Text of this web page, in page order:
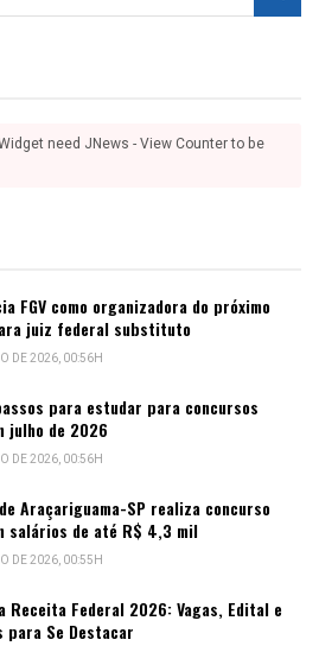
need JNews - View Counter to be
FGV como organizadora do próximo
juiz federal substituto
DE 2026, 00:56H
para estudar para concursos
julho de 2026
DE 2026, 00:56H
Araçariguama-SP realiza concurso
salários de até R$ 4,3 mil
DE 2026, 00:55H
Receita Federal 2026: Vagas, Edital e
Se Destacar